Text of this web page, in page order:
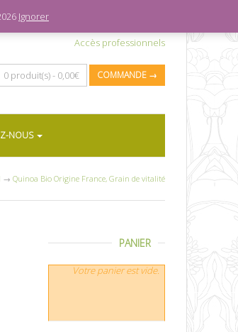
Accès professionnels
0 produit(s) - 0,00€ COMMANDE →
NOUS
→ Quinoa Bio Origine France, Grain de vitalité
PANIER
Votre panier est vide.
Ignorer